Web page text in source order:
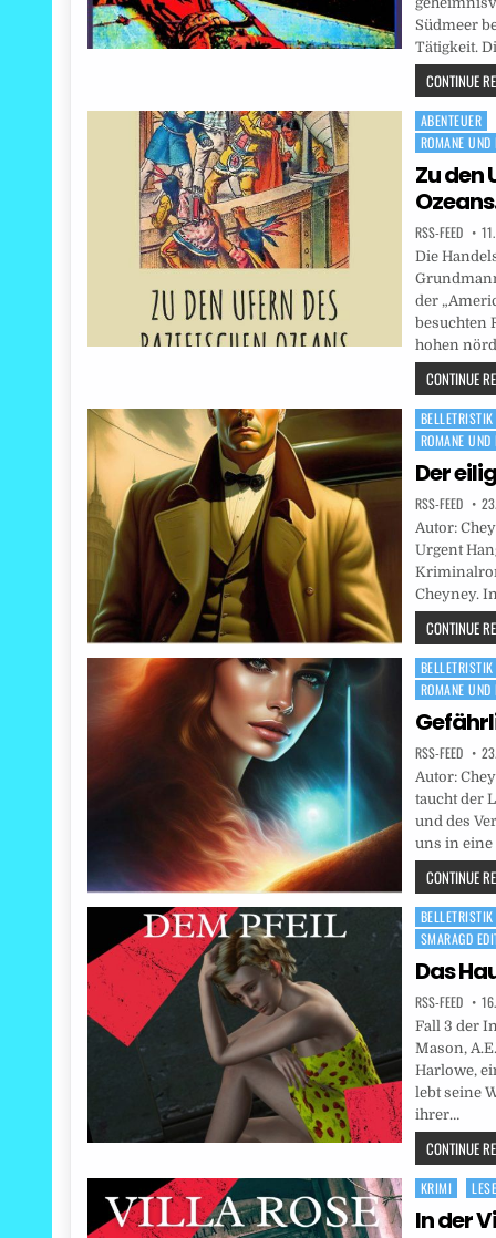
Südmeer
Tätigkeit.
CONTINUE
Posted
in
ABENTEUER
ROMANE UND
Zu den
RSS-FEED
Die
der
besuchten
hohen
CONTINUE
Posted
in
BELLETRISTIK
ROMANE UND
Der
RSS-FEED
Autor:
Urgent
Cheyney.
CONTINUE
Posted
in
BELLETRISTIK
ROMANE UND
RSS-FEED
Autor:
taucht der
und des
uns in eine
CONTINUE
Posted
in
BELLETRISTIK
SMARAGD
Das
RSS-FEED
Fall 3 der
Mason,
Harlowe,
lebt seine
ihrer…
CONTINUE
Posted
in
KRIMI
In der